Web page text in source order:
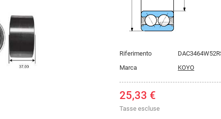
Riferimento
Marca
KOYO
25,33 €
Tasse escluse